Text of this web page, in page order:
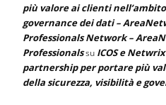
più valore ai clienti
governance dei dati –
Professionals Network –
Professionalssu ICOS e
partnership per portare più
della sicurezza, visibilità e